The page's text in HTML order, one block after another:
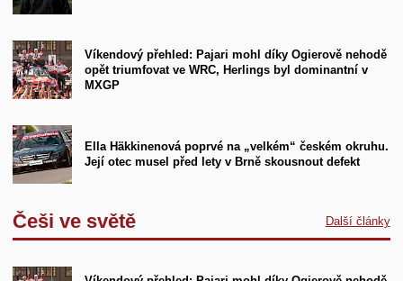
Víkendový přehled: Pajari mohl díky Ogierově nehodě
opět triumfovat ve WRC, Herlings byl dominantní v
MXGP
Ella Häkkinenová poprvé na „velkém“ českém okruhu.
Její otec musel před lety v Brně skousnout defekt
Češi ve světě Další články